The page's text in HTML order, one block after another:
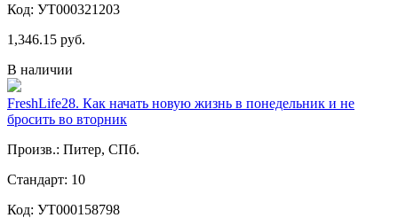
Код: УТ000321203
1,346.15 руб.
В наличии
FreshLife28. Как начать новую жизнь в понедельник и не
бросить во вторник
Произв.: Питер, СПб.
Стандарт: 10
Код: УТ000158798